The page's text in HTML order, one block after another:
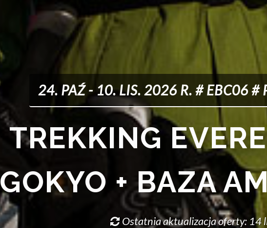
24. PAŹ - 10. LIS. 2026 R. # EBC06 #
TREKKING
GOKYO + BAZA
Ostatnia aktualizacja oferty: 14